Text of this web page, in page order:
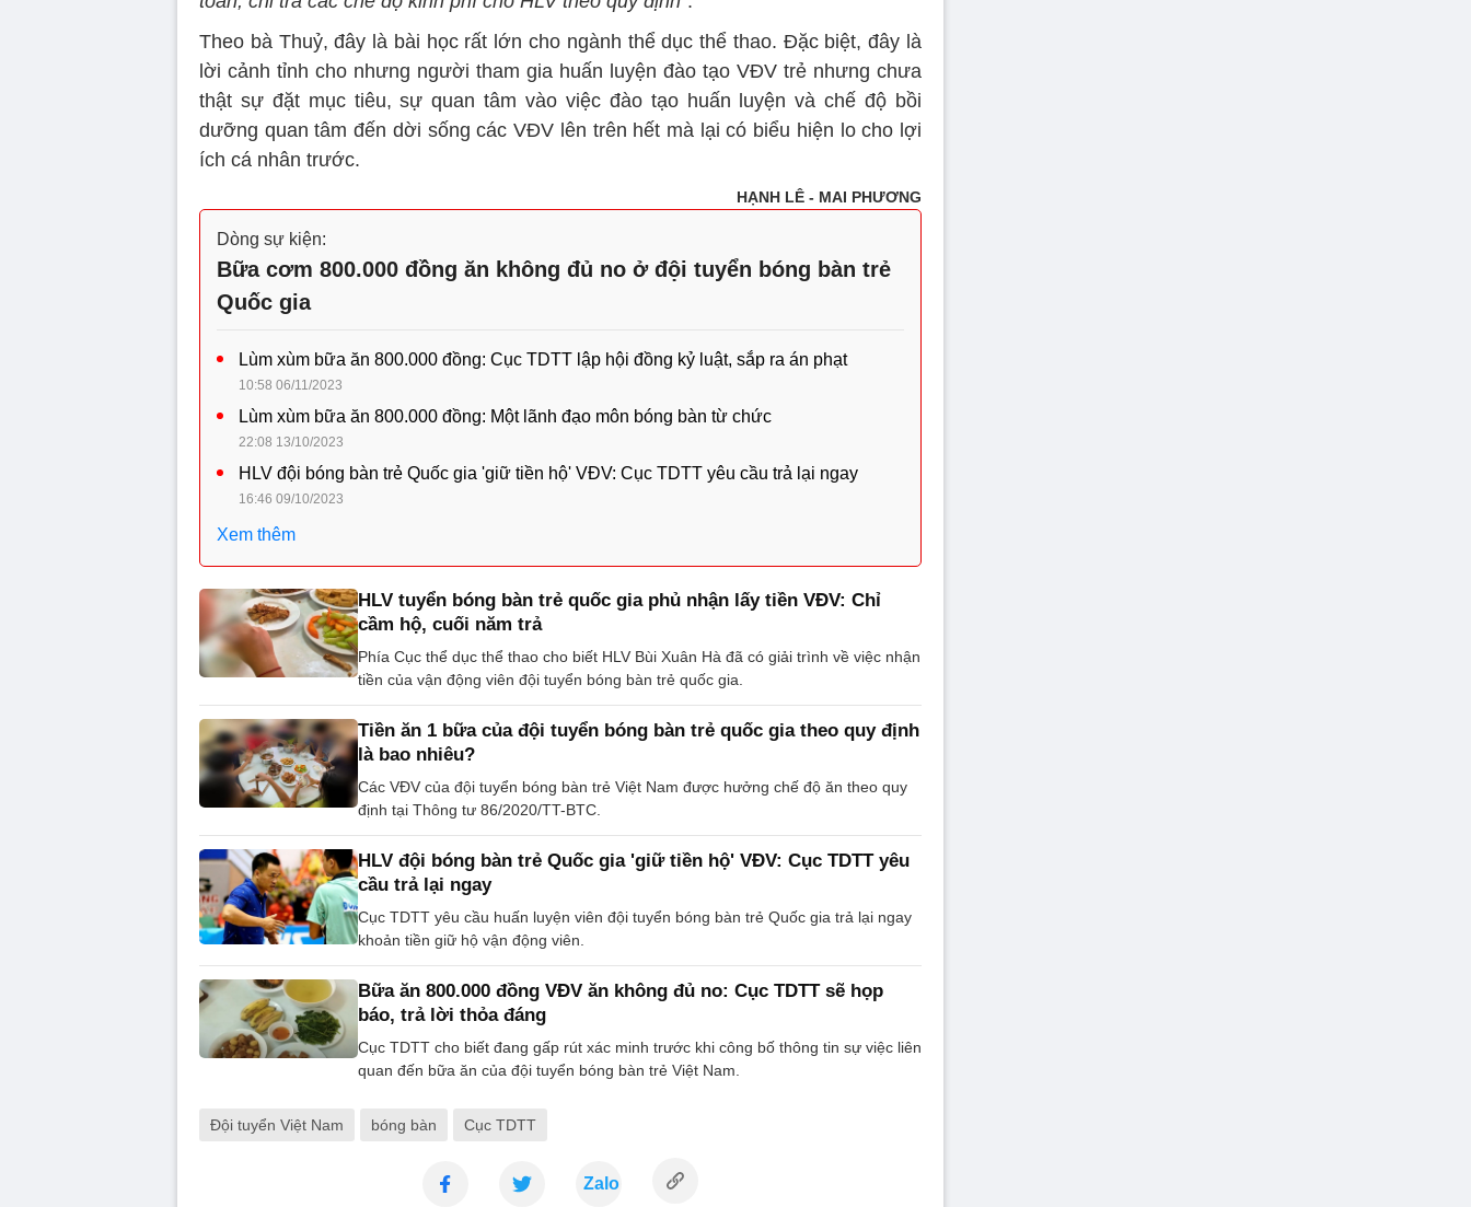
Theo bà Thuỷ, đây là bài học rất lớn cho ngành thể dục thể thao. Đặc biệt, đây là
lời cảnh tỉnh cho nhưng người tham gia huấn luyện đào tạo VĐV trẻ nhưng chưa
thật sự đặt mục tiêu, sự quan tâm vào việc đào tạo huấn luyện và chế độ bồi
dưỡng quan tâm đến dời sống các VĐV lên trên hết mà lại có biểu hiện lo cho lợi
ích cá nhân trước.
HẠNH LÊ - MAI PHƯƠNG
Dòng sự kiện:
Bữa cơm 800.000 đồng ăn không đủ no ở đội tuyển bóng bàn trẻ
Quốc gia
Lùm xùm bữa ăn 800.000 đồng: Cục TDTT lập hội đồng kỷ luật, sắp ra án phạt
10:58 06/11/2023
Lùm xùm bữa ăn 800.000 đồng: Một lãnh đạo môn bóng bàn từ chức
22:08 13/10/2023
HLV đội bóng bàn trẻ Quốc gia 'giữ tiền hộ' VĐV: Cục TDTT yêu cầu trả lại ngay
16:46 09/10/2023
Xem thêm
HLV tuyển bóng bàn trẻ quốc gia phủ nhận lấy tiền VĐV: Chỉ
cầm hộ, cuối năm trả
Phía Cục thể dục thể thao cho biết HLV Bùi Xuân Hà đã có giải trình về việc nhận
tiền của vận động viên đội tuyển bóng bàn trẻ quốc gia.
Tiền ăn 1 bữa của đội tuyển bóng bàn trẻ quốc gia theo quy định
là bao nhiêu?
Các VĐV của đội tuyển bóng bàn trẻ Việt Nam được hưởng chế độ ăn theo quy
định tại Thông tư 86/2020/TT-BTC.
HLV đội bóng bàn trẻ Quốc gia 'giữ tiền hộ' VĐV: Cục TDTT yêu
cầu trả lại ngay
Cục TDTT yêu cầu huấn luyện viên đội tuyển bóng bàn trẻ Quốc gia trả lại ngay
khoản tiền giữ hộ vận động viên.
Bữa ăn 800.000 đồng VĐV ăn không đủ no: Cục TDTT sẽ họp
báo, trả lời thỏa đáng
Cục TDTT cho biết đang gấp rút xác minh trước khi công bố thông tin sự việc liên
quan đến bữa ăn của đội tuyển bóng bàn trẻ Việt Nam.
Đội tuyển Việt Nam bóng bàn Cục TDTT
Zalo